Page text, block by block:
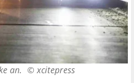
an. © xcitepress